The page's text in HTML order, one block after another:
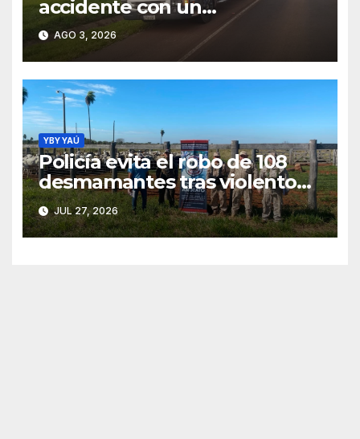
accidente con un
tractocamión sobre la Ruta
PY05 en Sapucái
AGO 3, 2026
YBY YAÚ
Policía evita el robo de 108
desmamantes tras violento
asalto en estancia de Yby Yaú
JUL 27, 2026